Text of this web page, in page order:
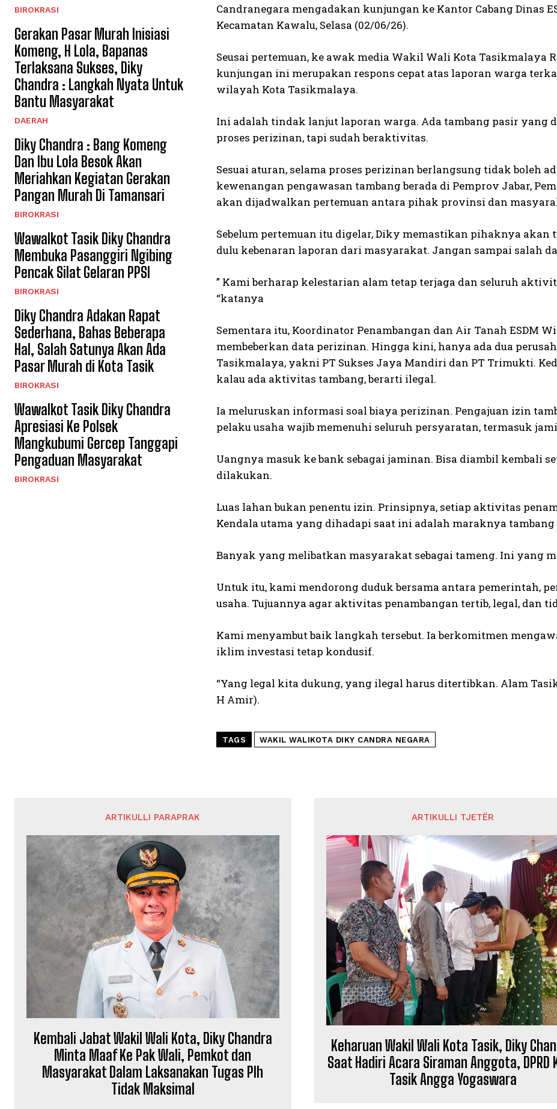
BIROKRASI
Gerakan Pasar Murah Inisiasi
Komeng, H Lola, Bapanas
Terlaksana Sukses, Diky
Chandra : Langkah Nyata Untuk
Bantu Masyarakat
DAERAH
Diky Chandra : Bang Komeng
Dan Ibu Lola Besok Akan
Meriahkan Kegiatan Gerakan
Pangan Murah Di Tamansari
BIROKRASI
Wawalkot Tasik Diky Chandra
Membuka Pasanggiri Ngibing
Pencak Silat Gelaran PPSI
BIROKRASI
Diky Chandra Adakan Rapat
Sederhana, Bahas Beberapa
Hal, Salah Satunya Akan Ada
Pasar Murah di Kota Tasik
BIROKRASI
Wawalkot Tasik Diky Chandra
Apresiasi Ke Polsek
Mangkubumi Gercep Tanggapi
Pengaduan Masyarakat
BIROKRASI
Candranegara mengadakan kunjungan ke Kantor Cabang Dinas
Kecamatan Kawalu, Selasa (02/06/26).
Seusai pertemuan, ke awak media Wakil Wali Kota Tasikmalaya
kunjungan ini merupakan respons cepat atas laporan warga
wilayah Kota Tasikmalaya.
Ini adalah tindak lanjut laporan warga. Ada tambang pasir yang
proses perizinan, tapi sudah beraktivitas.
Sesuai aturan, selama proses perizinan berlangsung tidak boleh
kewenangan pengawasan tambang berada di Pemprov Jabar,
akan dijadwalkan pertemuan antara pihak provinsi dan
Sebelum pertemuan itu digelar, Diky memastikan pihaknya akan
dulu kebenaran laporan dari masyarakat. Jangan sampai salah
” Kami berharap kelestarian alam tetap terjaga dan seluruh
“katanya
Sementara itu, Koordinator Penambangan dan Air Tanah ESDM
membeberkan data perizinan. Hingga kini, hanya ada dua
Tasikmalaya, yakni PT Sukses Jaya Mandiri dan PT Trimukti.
kalau ada aktivitas tambang, berarti ilegal.
Ia meluruskan informasi soal biaya perizinan. Pengajuan izin
pelaku usaha wajib memenuhi seluruh persyaratan, termasuk
Uangnya masuk ke bank sebagai jaminan. Bisa diambil kembali
dilakukan.
Luas lahan bukan penentu izin. Prinsipnya, setiap aktivitas
Kendala utama yang dihadapi saat ini adalah maraknya
Banyak yang melibatkan masyarakat sebagai tameng. Ini yang
Untuk itu, kami mendorong duduk bersama antara pemerintah,
usaha. Tujuannya agar aktivitas penambangan tertib, legal, dan
Kami menyambut baik langkah tersebut. Ia berkomitmen
iklim investasi tetap kondusif.
“Yang legal kita dukung, yang ilegal harus ditertibkan. Alam
H Amir).
TAGS WAKIL WALIKOTA DIKY CANDRA NEGARA
ARTIKULLI PARAPRAK
Kembali Jabat Wakil Wali Kota, Diky Chandra
Minta Maaf Ke Pak Wali, Pemkot dan
Masyarakat Dalam Laksanakan Tugas Plh
Tidak Maksimal
ARTIKULLI TJETËR
Keharuan Wakil Wali Kota Tasik, Diky
Saat Hadiri Acara Siraman Anggota, DPRD
Tasik Angga Yogaswara